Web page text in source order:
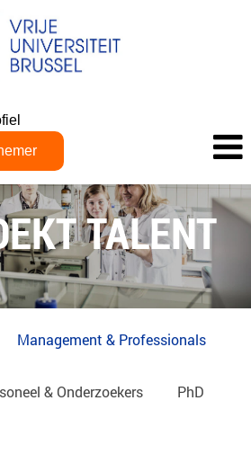
TALENT
Management & Professionals
& Onderzoekers PhD